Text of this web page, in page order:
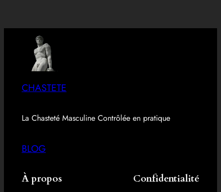
CHASTETE
La Chasteté Masculine Contrôlée en pratique
BLOG
À propos Confidentialité